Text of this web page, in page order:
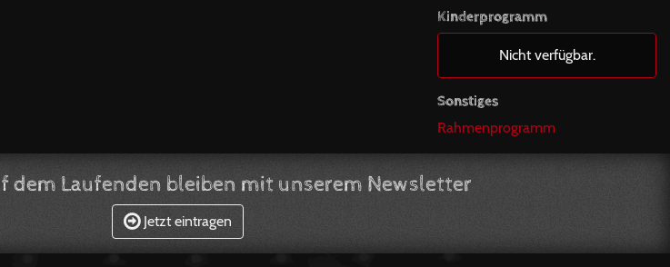
Kinderprogramm
Nicht verfügbar.
Sonstiges
Rahmenprogramm
dem Laufenden bleiben mit unserem Newsletter
Jetzt eintragen